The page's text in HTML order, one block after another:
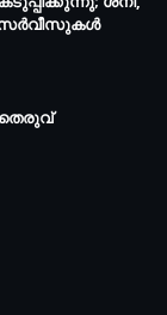
സര്‍വീസുകള്‍
തെരുവ്